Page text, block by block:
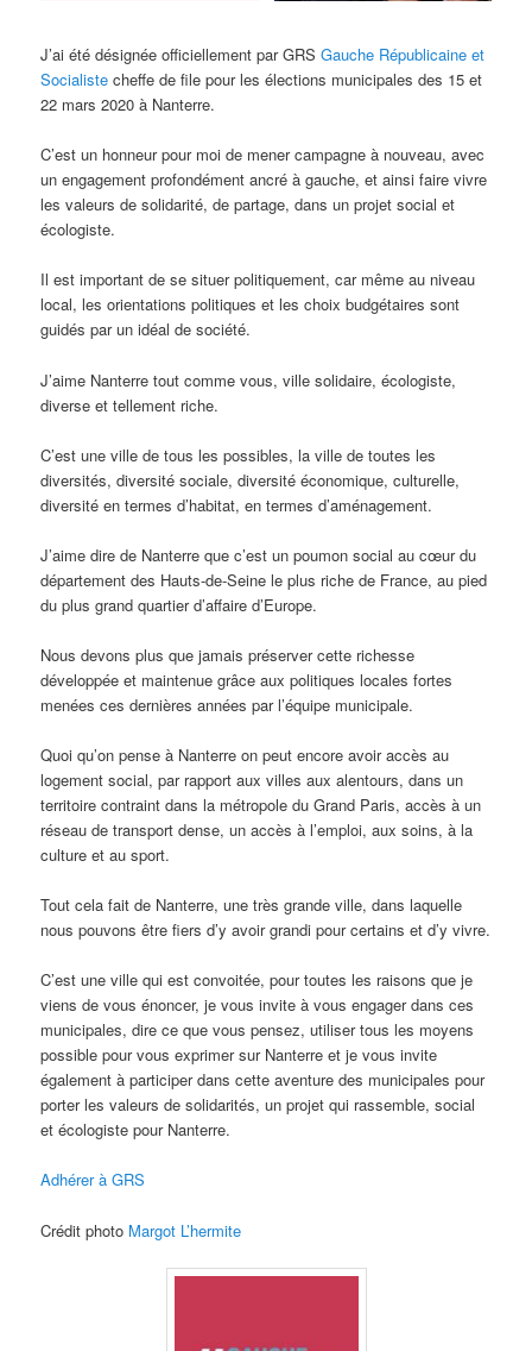
J’ai été désignée officiellement par GRSGauche Républicaine et
Socialiste cheffe de file pour les élections municipales des 15 et
22 mars 2020 à Nanterre.
C’est un honneur pour moi de mener campagne à nouveau, avec
un engagement profondément ancré à gauche, et ainsi faire vivre
les valeurs de solidarité, de partage, dans un projet social et
écologiste.
Il est important de se situer politiquement, car même au niveau
local, les orientations politiques et les choix budgétaires sont
guidés par un idéal de société.
J’aime Nanterre tout comme vous, ville solidaire, écologiste,
diverse et tellement riche.
C’est une ville de tous les possibles, la ville de toutes les
diversités, diversité sociale, diversité économique, culturelle,
diversité en termes d’habitat, en termes d’aménagement.
J’aime dire de Nanterre que c’est un poumon social au cœur du
département des Hauts-de-Seine le plus riche de France, au pied
du plus grand quartier d’affaire d’Europe.
Nous devons plus que jamais préserver cette richesse
développée et maintenue grâce aux politiques locales fortes
menées ces dernières années par l’équipe municipale.
Quoi qu’on pense à Nanterre on peut encore avoir accès au
logement social, par rapport aux villes aux alentours, dans un
territoire contraint dans la métropole du Grand Paris, accès à un
réseau de transport dense, un accès à l’emploi, aux soins, à la
culture et au sport.
Tout cela fait de Nanterre, une très grande ville, dans laquelle
nous pouvons être fiers d’y avoir grandi pour certains et d’y vivre.
C’est une ville qui est convoitée, pour toutes les raisons que je
viens de vous énoncer, je vous invite à vous engager dans ces
municipales, dire ce que vous pensez, utiliser tous les moyens
possible pour vous exprimer sur Nanterre et je vous invite
également à participer dans cette aventure des municipales pour
porter les valeurs de solidarités, un projet qui rassemble, social
et écologiste pour Nanterre.
Adhérer à GRS
Crédit photo Margot L’hermite